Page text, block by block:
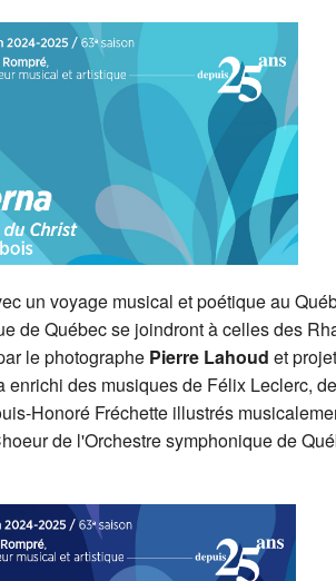
un voyage musical et poétique au
de Québec se joindront à celles des
le photographe Pierre Lahoud et
des musiques de Félix Leclerc,
Honoré Fréchette illustrés
de l'Orchestre symphonique de